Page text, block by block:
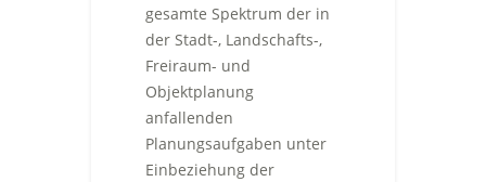
gesamte Spektrum der in
der Stadt-, Landschafts-,
Freiraum- und
Objektplanung
anfallenden
Planungsaufgaben unter
Einbeziehung der